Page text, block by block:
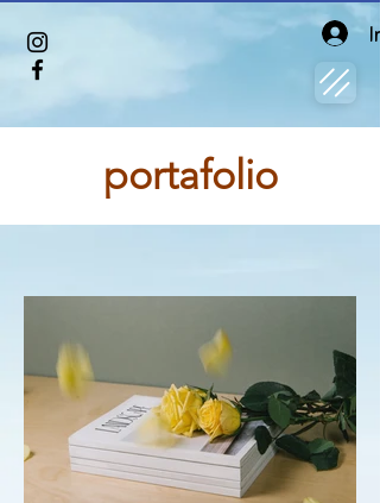
portafolio